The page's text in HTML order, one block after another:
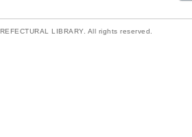
LIBRARY. All rights reserved.